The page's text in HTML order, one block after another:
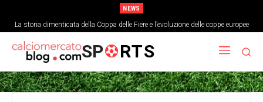
NEWS
La storia dimenticata della Coppa delle Fiere e l’evoluzione delle coppe europee
SP RTS